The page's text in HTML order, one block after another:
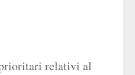
relativi al